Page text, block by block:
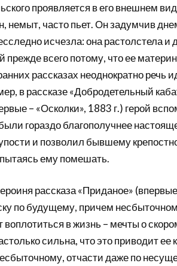
проявляется в его внешнем
немыт, часто пьет. Он задумчив
исчезла: она растолстела и
всего потому, что ее
рассказах неоднократно речь
в рассказе «Добродетельный
– «Осколки», 1883 г.) герой
гораздо благополучнее
и позволил бывшему
ему помешать.
рассказа «Приданое»
по будущему, причем
воплотиться в жизнь – мечты о
сильна, что это приводит ее
отчасти даже по